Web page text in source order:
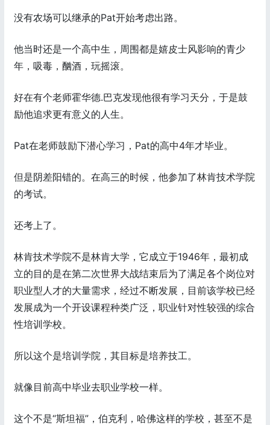
没有农场可以继承的Pat开始考虑出路。
他当时还是一个高中生，周围都是嬉皮士风影响的青少
年，吸毒，酗酒，玩摇滚。
好在有个老师霍华德.巴克发现他很有学习天分，于是鼓
励他追求更有意义的人生。
Pat在老师鼓励下潜心学习，Pat的高中4年才毕业。
但是阴差阳错的。在高三的时候，他参加了林肯技术学院
的考试。
还考上了。
林肯技术学院不是林肯大学，它成立于1946年，最初成
立的目的是在第二次世界大战结束后为了满足各个岗位对
职业型人才的大量需求，经过不断发展，目前该学校已经
发展成为一个开设课程种类广泛，职业针对性较强的综合
性培训学校。
所以这个是培训学院，其目标是培养技工。
就像目前高中毕业去职业学校一样。
这个不是“斯坦福”，伯克利，哈佛这样的学校，甚至不是